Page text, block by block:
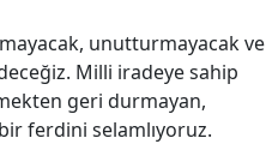
unutturmayacak ve
Milli iradeye sahip
geri durmayan,
ferdini selamlıyoruz.